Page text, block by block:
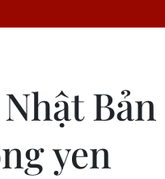
yen